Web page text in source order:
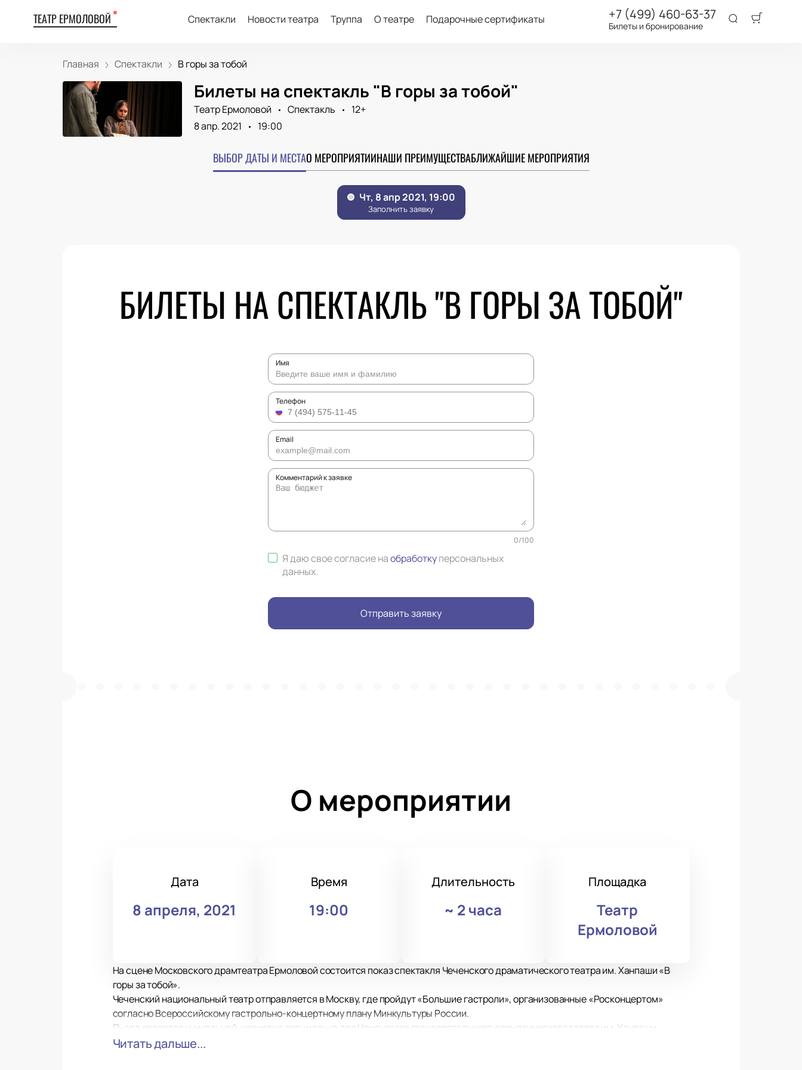
ТЕАТР ЕРМОЛОВОЙ Спектакли Новости театра Труппа О театре Подарочные сертификаты +7 (499) 460-63-37
Билеты и бронирование
Главная Спектакли В горы за тобой
Билеты на спектакль "В горы за тобой"
Театр Ермоловой Спектакль
12+
8 апр. 2021
19:00
ВЫБОР ДАТЫ И МЕСТАО МЕРОПРИЯТИИНАШИ ПРЕИМУЩЕСТВАБЛИЖАЙШИЕ МЕРОПРИЯТИЯ
БИЛЕТЫ НА СПЕКТАКЛЬ "В ГОРЫ ЗА ТОБОЙ"
Имя
Телефон
Email
Комментарий к заявке
0/100
Я даю свое согласие наобработкуперсональных
данных.
Отправить заявку
О мероприятии
Дата
8 апреля, 2021
Время
19:00
Длительность
~ 2 часа
Площадка
Театр
Ермоловой
На сцене Московского драмтеатра Ермоловой состоится показ спектакля Чеченского драматического театра им. Ханпаши «В
горы за тобой».
Чеченский национальный театр отправляется в Москву, где пройдут «Большие гастроли», организованные «Росконцертом»
согласно Всероссийскому гастрольно-концертному плану Минкультуры России.
Пьеса является уникальной, написана специально для Чеченского государственного драматического театра им. Ханпаши
Нурадилова и посвящена 75-летию Победы в Великой Отечественной войне 1941–1945 гг.
Читать дальше...